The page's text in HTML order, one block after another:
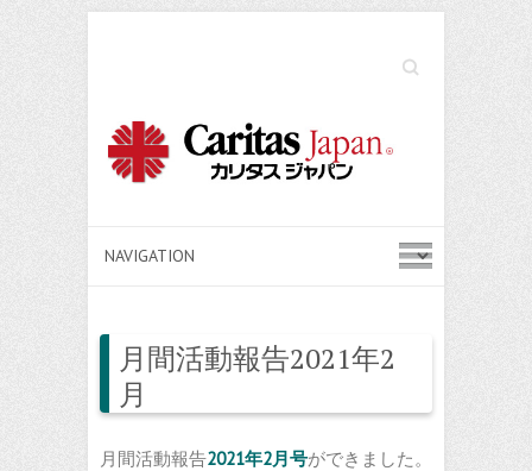
Search
月間活動報告2021年2
月
月間活動報告2021年2月号ができました。